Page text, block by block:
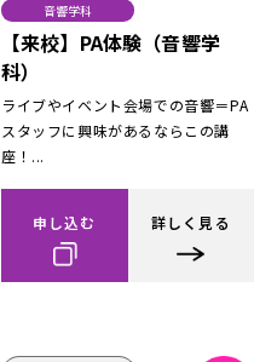
音響学科
【来校】PA体験（音響学
科）
ライブやイベント会場での音響＝PA
スタッフに興味があるならこの講
座！...
申し込む 詳しく見る